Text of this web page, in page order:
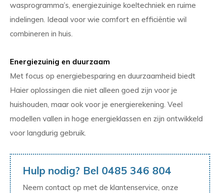
wasprogramma’s, energiezuinige koeltechniek en ruime
indelingen. Ideaal voor wie comfort en efficiëntie wil
combineren in huis.
Energiezuinig en duurzaam
Met focus op energiebesparing en duurzaamheid biedt
Haier oplossingen die niet alleen goed zijn voor je
huishouden, maar ook voor je energierekening. Veel
modellen vallen in hoge energieklassen en zijn ontwikkeld
voor langdurig gebruik.
Hulp nodig? Bel 0485 346 804
Neem contact op met de klantenservice, onze